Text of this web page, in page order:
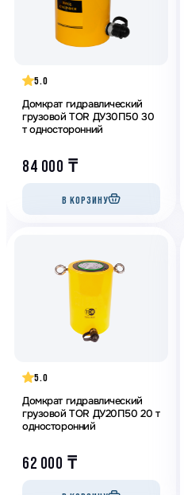
5.0
Домкрат гидравлический
грузовой TOR ДУ30П50 30
т односторонний
84 000 ₸
В КОРЗИНУ
5.0
Домкрат гидравлический
грузовой TOR ДУ20П50 20 т
односторонний
62 000 ₸